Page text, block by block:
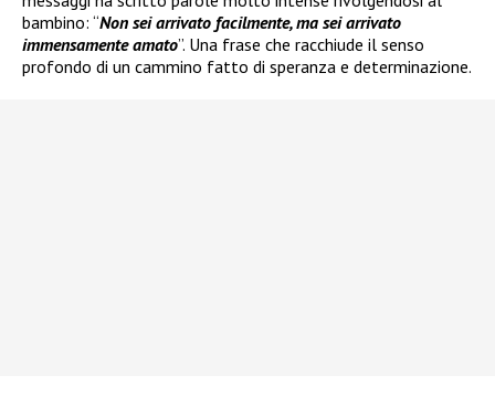
bambino: “Non sei arrivato facilmente, ma sei arrivato
immensamente amato”. Una frase che racchiude il senso
profondo di un cammino fatto di speranza e determinazione.